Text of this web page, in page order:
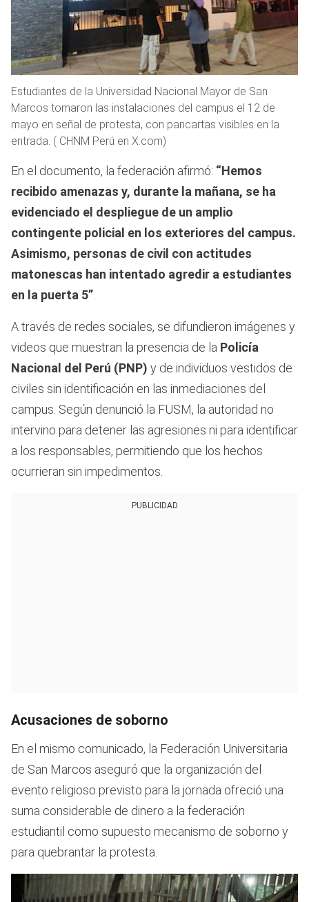
Estudiantes de la Universidad Nacional Mayor de San
Marcos tomaron las instalaciones del campus el 12 de
mayo en señal de protesta, con pancartas visibles en la
entrada. ( CHNM Perú en X.com)
En el documento, la federación afirmó: “Hemos
recibido amenazas y, durante la mañana, se ha
evidenciado el despliegue de un amplio
contingente policial en los exteriores del campus.
Asimismo, personas de civil con actitudes
matonescas han intentado agredir a estudiantes
en la puerta 5”
A través de redes sociales, se difundieron imágenes y
videos que muestran la presencia de la Policía
Nacional del Perú (PNP) y de individuos vestidos de
civiles sin identificación en las inmediaciones del
campus. Según denunció la FUSM, la autoridad no
intervino para detener las agresiones ni para identificar
a los responsables, permitiendo que los hechos
ocurrieran sin impedimentos.
PUBLICIDAD
Acusaciones de soborno
En el mismo comunicado, la Federación Universitaria
de San Marcos aseguró que la organización del
evento religioso previsto para la jornada ofreció una
suma considerable de dinero a la federación
estudiantil como supuesto mecanismo de soborno y
para quebrantar la protesta.